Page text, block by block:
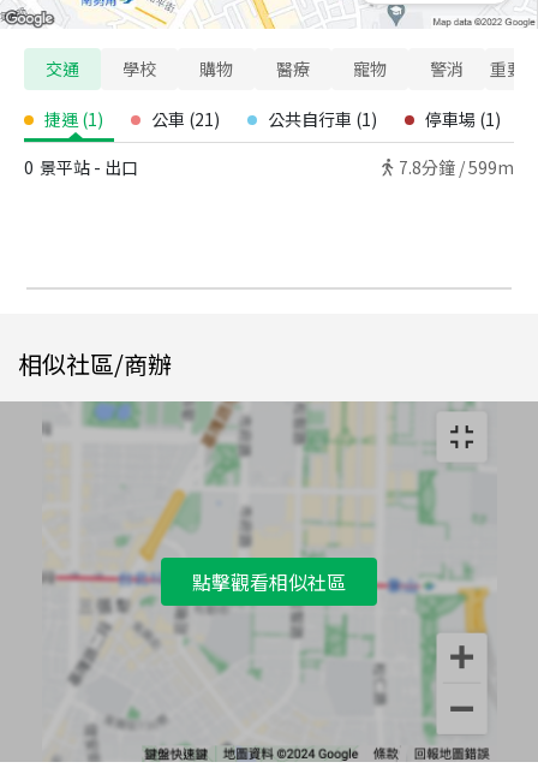
交通 學校 購物 醫療 寵物 警消 重要
捷運 (1) 公車 (21) 公共自行車 (1) 停車場 (1)
0 景平站 - 出口 7.8分鐘 /599m
相似社區/商辦
點擊觀看相似社區